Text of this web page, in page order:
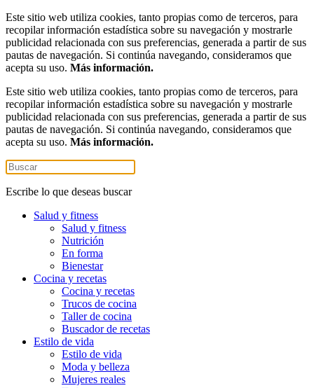
Este sitio web utiliza cookies, tanto propias como de terceros, para
recopilar información estadística sobre su navegación y mostrarle
publicidad relacionada con sus preferencias, generada a partir de sus
pautas de navegación. Si continúa navegando, consideramos que
acepta su uso. Más información.
Este sitio web utiliza cookies, tanto propias como de terceros, para
recopilar información estadística sobre su navegación y mostrarle
publicidad relacionada con sus preferencias, generada a partir de sus
pautas de navegación. Si continúa navegando, consideramos que
acepta su uso. Más información.
Escribe lo que deseas buscar
Salud y fitness
Salud y fitness
Nutrición
En forma
Bienestar
Cocina y recetas
Cocina y recetas
Trucos de cocina
Taller de cocina
Buscador de recetas
Estilo de vida
Estilo de vida
Moda y belleza
Mujeres reales